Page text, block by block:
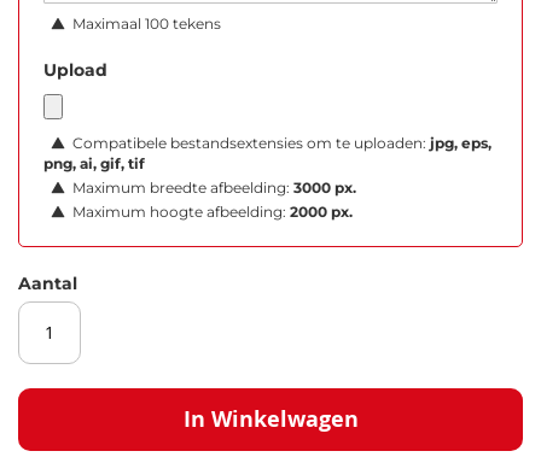
Maximaal 100 tekens
Upload
Compatibele bestandsextensies om te uploaden: jpg, eps,
png, ai, gif, tif
Maximum breedte afbeelding: 3000 px.
Maximum hoogte afbeelding: 2000 px.
Aantal
In Winkelwagen